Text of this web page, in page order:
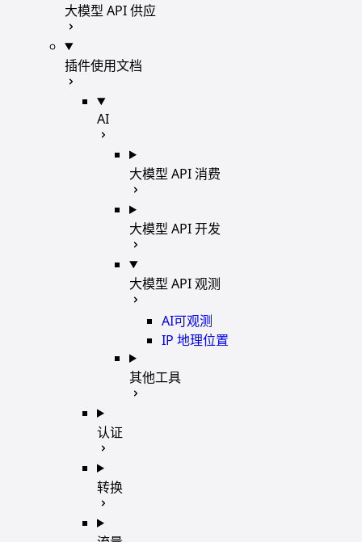
大模型 API 供应
插件使用文档
AI
大模型 API 消费
大模型 API 开发
大模型 API 观测
AI可观测
IP 地理位置
其他工具
认证
转换